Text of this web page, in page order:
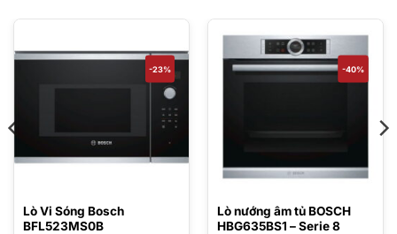
-23%
Lò Vi Sóng Bosch
BFL523MS0B
-40%
Lò nướng âm tủ BOSCH
HBG635BS1 – Serie 8